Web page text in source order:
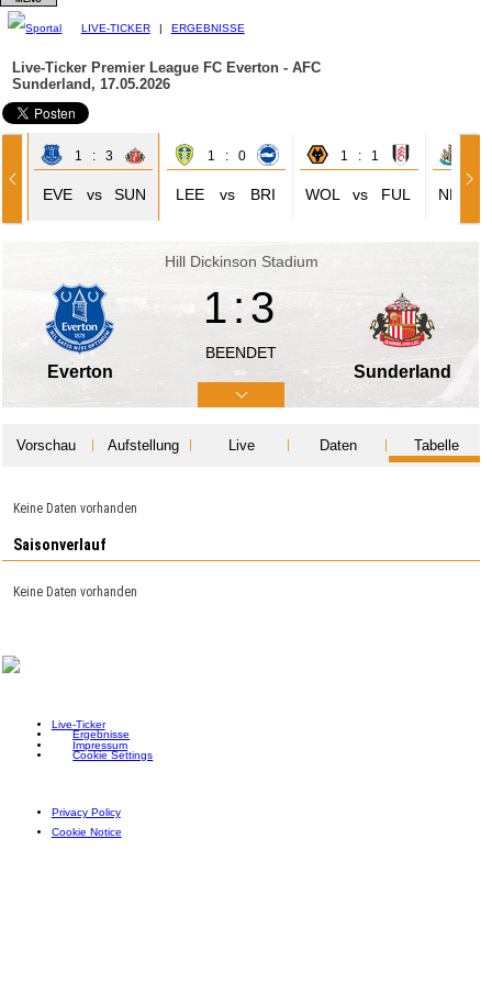
LIVE-TICKER | ERGEBNISSE
Live-Ticker Premier League FC Everton - AFC
Sunderland, 17.05.2026
1 : 3
EVE vs SUN
1 : 0
LEE vs BRI
1 : 1
WOL vs FUL NEW
Hill Dickinson Stadium
Everton
1:3
BEENDET
Sunderland
Vorschau Aufstellung Live Daten Tabelle
Keine Daten vorhanden
Saisonverlauf
Keine Daten vorhanden
Live-Ticker
Ergebnisse
Impressum
Cookie Settings
Privacy Policy
Cookie Notice